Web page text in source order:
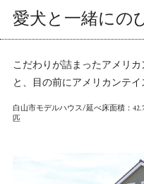
愛犬と一緒にの
こだわりが詰まったアメリ
と、目の前にアメリカンテイ
白山市モデルハウス/延べ床面積：
匹